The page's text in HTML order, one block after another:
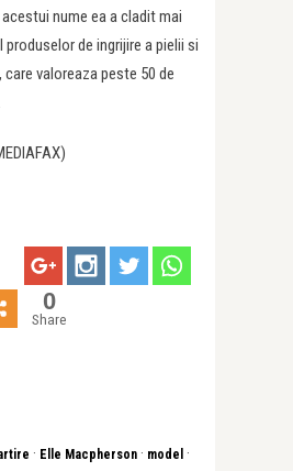
nume ea a cladit mai
produselor de ingrijire a pielii si
valoreaza peste 50 de
0
Share
· Elle Macpherson · model ·